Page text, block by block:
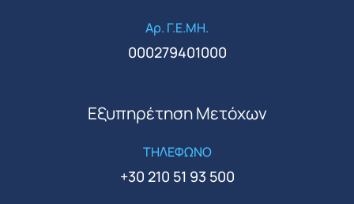
Αρ. Γ.Ε.ΜΗ.
000279401000
Εξυπηρέτηση Μετόχων
ΤΗΛΕΦΩΝΟ
+30 210 51 93 500